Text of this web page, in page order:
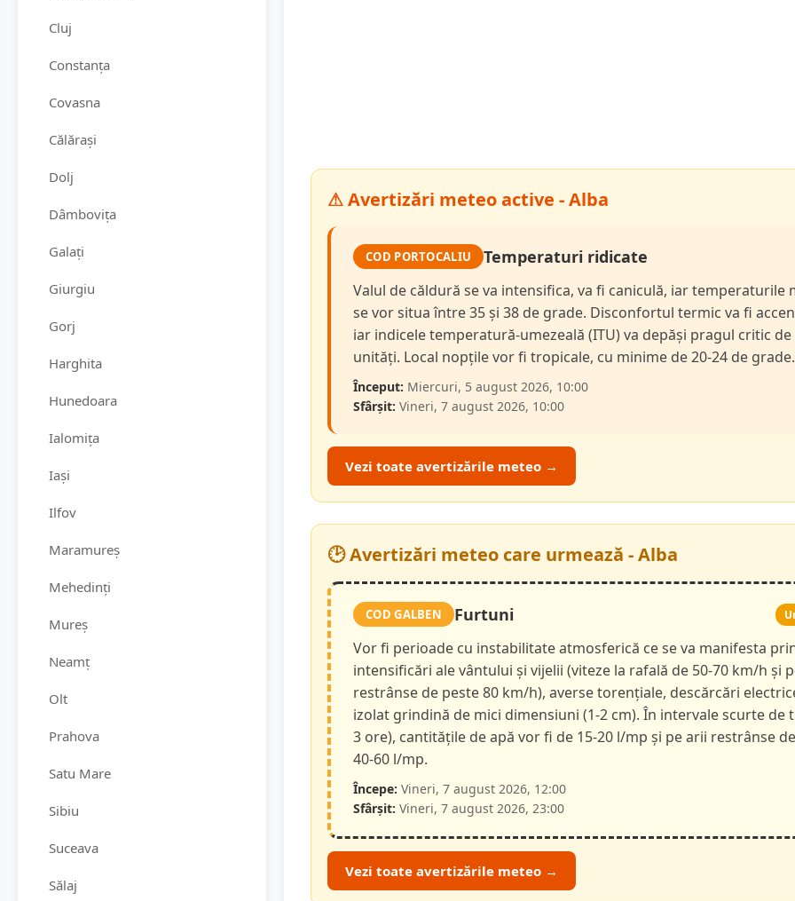
Cluj
Constanța
Covasna
Călărași
Dolj
Dâmbovița
Galați
Giurgiu
Gorj
Harghita
Hunedoara
Ialomița
Iași
Ilfov
Maramureș
Mehedinți
Mureș
Neamț
Olt
Prahova
Satu Mare
Sibiu
Suceava
Sălaj
⚠ Avertizări meteo active - Alba
COD PORTOCALIU Temperaturi ridicate
Valul de căldură se va intensifica, va fi caniculă, iar temperaturile
se vor situa între 35 și 38 de grade. Disconfortul termic va fi
iar indicele temperatură-umezeală (ITU) va depăși pragul critic de
unități. Local nopțile vor fi tropicale, cu minime de 20-24 de grade.
Început: Miercuri, 5 august 2026, 10:00
Sfârșit: Vineri, 7 august 2026, 10:00
Vezi toate avertizările meteo →
🕑 Avertizări meteo care urmează - Alba
COD GALBEN Furtuni
Vor fi perioade cu instabilitate atmosferică ce se va manifesta
intensificări ale vântului și vijelii (viteze la rafală de 50-70 km/h și
restrânse de peste 80 km/h), averse torențiale, descărcări
izolat grindină de mici dimensiuni (1-2 cm). În intervale scurte de
3 ore), cantitățile de apă vor fi de 15-20 l/mp și pe arii restrânse
40-60 l/mp.
Începe: Vineri, 7 august 2026, 12:00
Sfârșit: Vineri, 7 august 2026, 23:00
Vezi toate avertizările meteo →